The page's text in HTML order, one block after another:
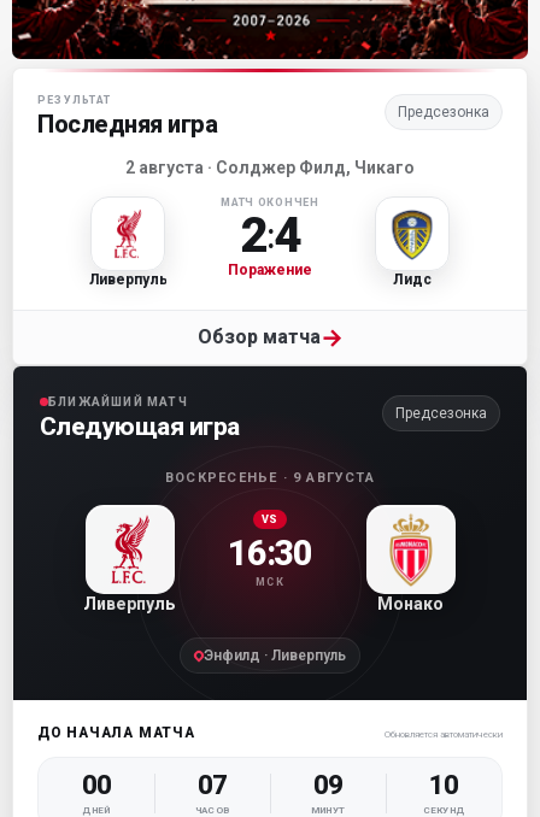
Матч-центр «Ливерпуля»
РЕЗУЛЬТАТ
Последняя игра Предсезонка
2 августа · Солджер Филд, Чикаго
Ливерпуль
МАТЧ ОКОНЧЕН
2:4
Поражение
Лидс
Обзор матча→
БЛИЖАЙШИЙ МАТЧ
Следующая игра Предсезонка
ВОСКРЕСЕНЬЕ · 9 АВГУСТА
Ливерпуль
VS
16:30
МСК
Монако
Энфилд · Ливерпуль
ДО НАЧАЛА МАТЧА Обновляется автоматически
00
ДНЕЙ
07
ЧАСОВ
09
МИНУТ
10
СЕКУНД